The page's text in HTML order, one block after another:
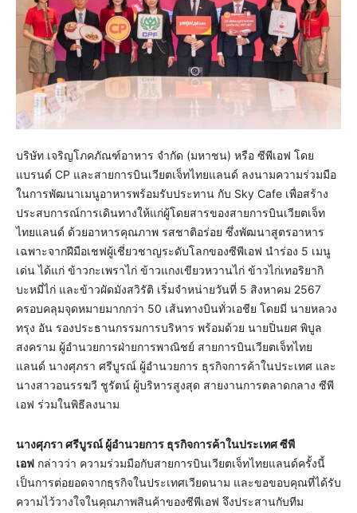
บริษัท เจริญโภคภัณฑ์อาหาร จำกัด (มหาชน) หรือ ซีพีเอฟ โดย
แบรนด์ CP และสายการบินเวียตเจ็ทไทยแลนด์ ลงนามความร่วมมือ
ในการพัฒนาเมนูอาหารพร้อมรับประทาน กับ Sky Cafe เพื่อสร้าง
ประสบการณ์การเดินทางให้แก่ผู้โดยสารของสายการบินเวียตเจ็ท
ไทยแลนด์ ด้วยอาหารคุณภาพ รสชาติอร่อย ซึ่งพัฒนาสูตรอาหาร
เฉพาะจากฝีมือเชฟผู้เชี่ยวชาญระดับโลกของซีพีเอฟ นำร่อง 5 เมนู
เด่น ได้แก่ ข้าวกะเพราไก่ ข้าวแกงเขียวหวานไก่ ข้าวไก่เทอริยากิ
บะหมี่ไก่ และข้าวผัดมังสวิรัติ เริ่มจำหน่ายวันที่ 5 สิงหาคม 2567
ครอบคลุมจุดหมายมากกว่า 50 เส้นทางบินทั่วเอชีย โดยมี นายหลวง
ทรุง อัน รองประธานกรรมการบริหาร พร้อมด้วย นายปิ่นยศ พิบูล
สงคราม ผู้อำนวยการฝ่ายการพาณิชย์ สายการบินเวียตเจ็ทไทย
แลนด์ นางศุภรา ศรีบูรณ์ ผู้อำนวยการ ธุรกิจการค้าในประเทศ และ
นางสาวอนรรฆวี ชูรัตน์ ผู้บริหารสูงสุด สายงานการตลาดกลาง ซีพี
เอฟ ร่วมในพิธีลงนาม
นางศุภรา ศรีบูรณ์ ผู้อำนวยการ ธุรกิจการค้าในประเทศ ซีพี
เอฟ กล่าวว่า ความร่วมมือกับสายการบินเวียตเจ็ทไทยแลนด์ครั้งนี้
เป็นการต่อยอดจากธุรกิจในประเทศเวียดนาม และขอขอบคุณที่ได้รับ
ความไว้วางใจในคุณภาพสินค้าของซีพีเอฟ จึงประสานกับทีม